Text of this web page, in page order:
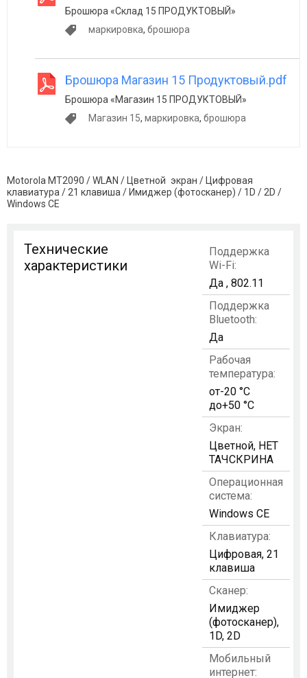
Брошюра «Склад 15 ПРОДУКТОВЫЙ»
маркировка, брошюра
Брошюра Магазин 15 Продуктовый.pdf
Брошюра «Магазин 15 ПРОДУКТОВЫЙ»
Магазин 15, маркировка, брошюра
Motorola MT2090 / WLAN / Цветной экран / Цифровая
клавиатура / 21 клавиша / Имиджер (фотосканер) / 1D / 2D /
Windows CE
Технические
характеристики
Поддержка
Wi-Fi:
Да , 802.11
Поддержка
Bluetooth:
Да
Рабочая
температура:
от-20 °C
до+50 °C
Экран:
Цветной, НЕТ
ТАЧСКРИНА
Операционная
система:
Windows CE
Клавиатура:
Цифровая, 21
клавиша
Сканер:
Имиджер
(фотосканер),
1D, 2D
Мобильный
интернет: